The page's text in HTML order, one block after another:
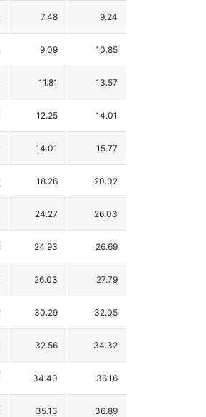
7.48 9.24
9.09 10.85
11.81 13.57
12.25 14.01
14.01 15.77
18.26 20.02
24.27 26.03
24.93 26.69
26.03 27.79
30.29 32.05
32.56 34.32
34.40 36.16
35.13 36.89